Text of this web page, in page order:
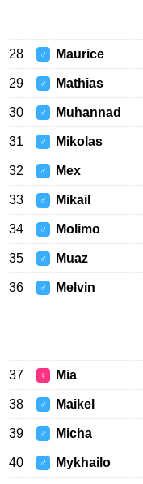
28 ♂ Maurice
29 ♂ Mathias
30 ♂ Muhannad
31 ♂ Mikolas
32 ♂ Mex
33 ♂ Mikail
34 ♂ Molimo
35 ♂ Muaz
36 ♂ Melvin
37 ♀ Mia
38 ♂ Maikel
39 ♂ Micha
40 ♂ Mykhailo